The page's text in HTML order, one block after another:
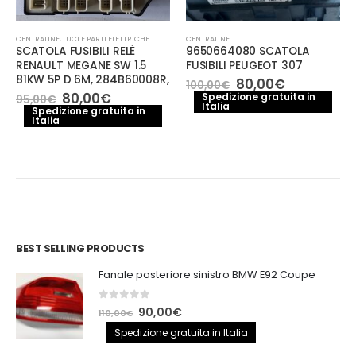
CENTRALINE, LUCI E PARTI ELETTRICHE
SCATOLA FUSIBILI RELÈ
RENAULT MEGANE SW 1.5
81KW 5P D 6M, 284B60008R,
95,00€ Il
prezzo
originale
80,00€Il
prezzo
attuale
Spedizione gratuita in
Italia
CENTRALINE
9650664080 SCATOLA
FUSIBILI PEUGEOT 307
100,00€ Il
prezzo
originale
80,00€Il
prezzo
attuale
Spedizione gratuita in
Italia
BEST SELLING PRODUCTS
Fanale posteriore sinistro BMW E92 Coupe
out of 5
110,00€ Il
prezzo
originale
90,00€Il
prezzo
attuale
Spedizione gratuita in Italia